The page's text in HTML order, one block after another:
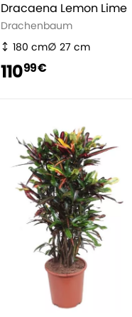
Dracaena Lemon Lime
Drachenbaum
180 cm
27 cm
11099 €